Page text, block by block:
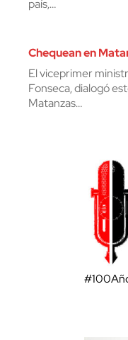
país,…
Chequean en
El viceprimer
Fonseca, dialogó
Matanzas…